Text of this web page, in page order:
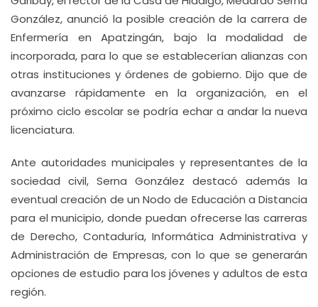
González, anunció la posible creación de la carrera de
Enfermería en Apatzingán, bajo la modalidad de
incorporada, para lo que se establecerían alianzas con
otras instituciones y órdenes de gobierno. Dijo que de
avanzarse rápidamente en la organización, en el
próximo ciclo escolar se podría echar a andar la nueva
licenciatura.
Ante autoridades municipales y representantes de la
sociedad civil, Serna González destacó además la
eventual creación de un Nodo de Educación a Distancia
para el municipio, donde puedan ofrecerse las carreras
de Derecho, Contaduría, Informática Administrativa y
Administración de Empresas, con lo que se generarán
opciones de estudio para los jóvenes y adultos de esta
región.